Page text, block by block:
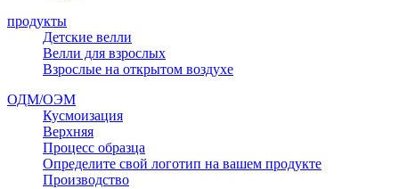
продукты
Детские велли
Велли для взрослых
Взрослые на открытом воздухе
ОДМ/ОЭМ
Кусмоизация
Верхняя
Процесс образца
Определите свой логотип на вашем продукте
Производство